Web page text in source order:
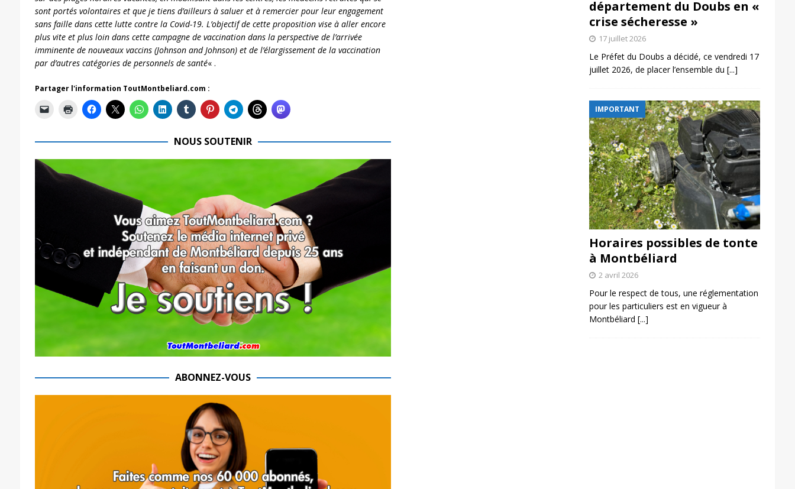
sont portés volontaires et que je tiens d’ailleurs à saluer et à remercier pour leur engagement
sans faille dans cette lutte contre la Covid-19. L’objectif de cette proposition vise à aller encore
plus vite et plus loin dans cette campagne de vaccination dans la perspective de l’arrivée
imminente de nouveaux vaccins (Johnson and Johnson) et de l’élargissement de la vaccination
par d’autres catégories de personnels de santé« .
Partager l'information ToutMontbeliard.com :
NOUS SOUTENIR
ABONNEZ-VOUS
département du Doubs en «
crise sécheresse »
17 juillet 2026
Le Préfet du Doubs a décidé, ce vendredi 17
juillet 2026, de placer l’ensemble du [...]
IMPORTANT
Horaires possibles de tonte
à Montbéliard
2 avril 2026
Pour le respect de tous, une réglementation
pour les particuliers est en vigueur à
Montbéliard [...]